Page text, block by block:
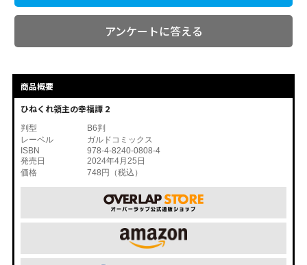
アンケートに答える
商品概要
ひねくれ領主の幸福譚 2
判型
B6判
レーベル
ガルドコミックス
ISBN
978-4-8240-0808-4
発売日
2024年4月25日
価格
748円（税込）